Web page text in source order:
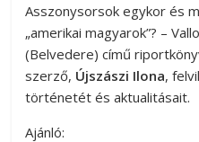
Asszonysorsok egykor és
„amerikai magyarok”? –
(Belvedere) című
szerző, Újszászi Ilona,
történetét és aktualitásait.
Ajánló: